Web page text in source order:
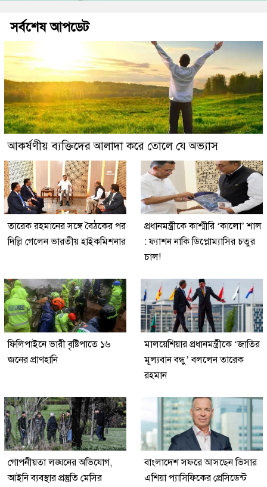
সর্বশেষ আপডেট
আকর্ষণীয় ব্যক্তিদের আলাদা করে তোলে যে অভ্যাস
তারেক রহমানের সঙ্গে বৈঠকের পর
দিল্লি গেলেন ভারতীয় হাইকমিশনার
প্রধানমন্ত্রীকে কাশ্মীরি ‘কালো’ শাল
: ফ্যাশন নাকি ডিপ্লোম্যাসির চতুর
চাল!
ফিলিপাইনে ভারী বৃষ্টিপাতে ১৬
জনের প্রাণহানি
মালয়েশিয়ার প্রধানমন্ত্রীকে ‘জাতির
মূল্যবান বন্ধু’ বললেন তারেক
রহমান
গোপনীয়তা লঙ্ঘনের অভিযোগ,
আইনি ব্যবস্থার প্রস্তুতি মেসির
বাংলাদেশ সফরে আসছেন ভিসার
এশিয়া প্যাসিফিকের প্রেসিডেন্ট